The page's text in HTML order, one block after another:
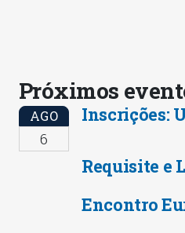
Próximos
AGO
6
Inscrições:
Requisite e
Encontro